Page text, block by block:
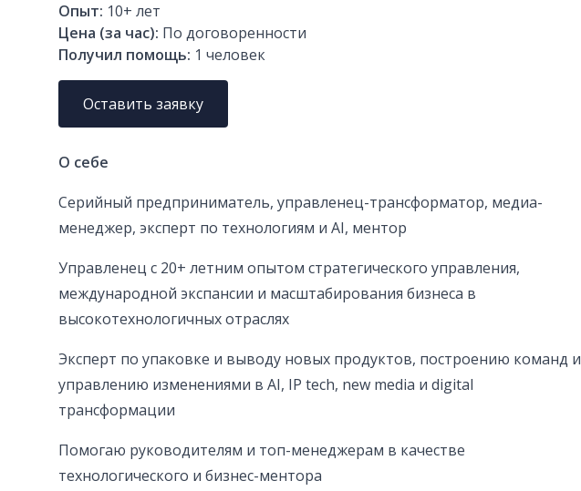
Опыт: 10+ лет
Цена (за час): По договоренности
Получил помощь: 1 человек
Оставить заявку
О себе
Серийный предприниматель, управленец-трансформатор, медиа-
менеджер, эксперт по технологиям и AI, ментор
Управленец с 20+ летним опытом стратегического управления,
международной экспансии и масштабирования бизнеса в
высокотехнологичных отраслях
Эксперт по упаковке и выводу новых продуктов, построению команд и
управлению изменениями в AI, IP tech, new media и digital
трансформации
Помогаю руководителям и топ-менеджерам в качестве
технологического и бизнес-ментора